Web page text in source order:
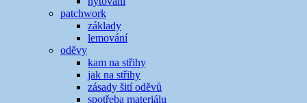
patchwork
základy
lemování
oděvy
kam na střihy
jak na střihy
zásady šití oděvů
spotřeba materiálu